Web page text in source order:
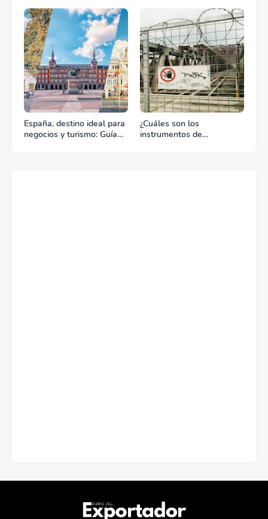
equipos define el éxito de
tu celebración
España, destino ideal para
negocios y turismo: Guía
¿Cuáles son los
instrumentos de